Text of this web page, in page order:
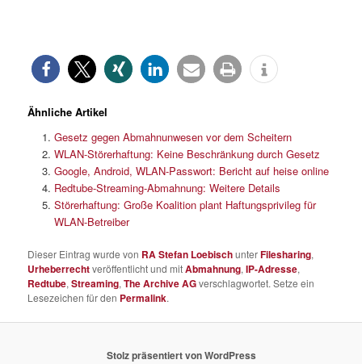
Ähnliche Artikel
Gesetz gegen Abmahnunwesen vor dem Scheitern
WLAN-Störerhaftung: Keine Beschränkung durch Gesetz
Google, Android, WLAN-Passwort: Bericht auf heise online
Redtube-Streaming-Abmahnung: Weitere Details
Störerhaftung: Große Koalition plant Haftungsprivileg für
WLAN-Betreiber
Dieser Eintrag wurde von RA Stefan LoebischunterFilesharing,
Urheberrechtveröffentlicht und mitAbmahnung,IP-Adresse,
Redtube,Streaming,The Archive AGverschlagwortet. Setze ein
Lesezeichen für den Permalink.
Stolz präsentiert von WordPress